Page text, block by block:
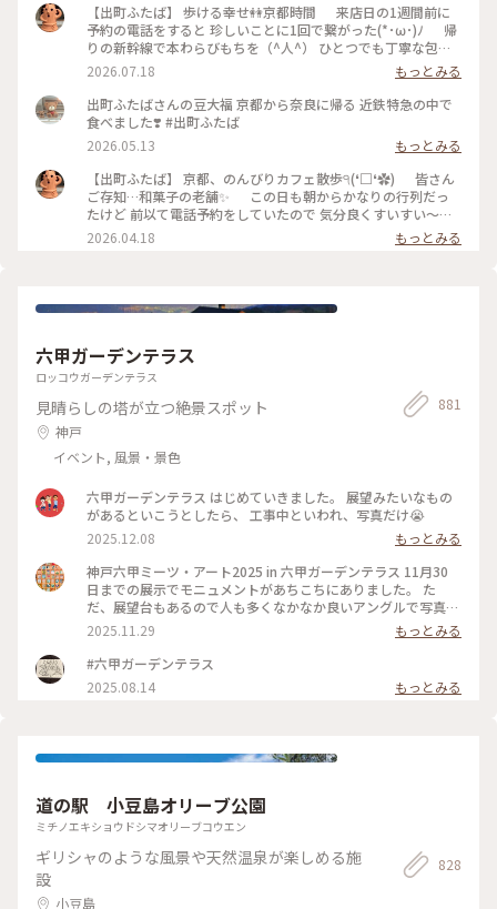
【出町ふたば】 歩ける幸せ👭京都時間 来店日の1週間前に
予約の電話をすると 珍しいことに1回で繋がった(*･ω･)ﾉ 帰
りの新幹線で本わらびもちを（^人^） ひとつでも丁寧な包装
✨ 新幹線の揺れでプルプル（笑） ﾁｮｯﾄの間👀眺めていたりし
て… お土産に… くずまんじゃう 🎃かぼちゃあん（←特にオ
ススメ）と🫘こしあん 名代豆餅と本よもぎ 椎間板ヘルニア
の痛みから解放され のんびりと京都散策を…と思っていたけど
結局二日間とも18,000歩🐾 やっぱり…京都は歩いてしまう
（笑） のんびり投稿にお付き合いいただき ありがとうござ
いました🍀 #出町ふたば #歩ける幸せ京都時間
2026.07.18
もっとみる
出町ふたばさんの豆大福 京都から奈良に帰る 近鉄特急の中で
食べました❣️ #出町ふたば
2026.05.13
もっとみる
【出町ふたば】 京都、のんびりカフェ散歩੧(❛□❛✿) 皆さん
ご存知…和菓子の老舗✨ この日も朝からかなりの行列だっ
たけど 前以て電話予約をしていたので 気分良くすいすい〜っ
💨と店内へ٩(๑❛ᴗ❛๑)۶ 看板商品「名代 豆餅」 季節限定「🌸
櫻餅」「🍡花団子」 いつ食べても変わらない美味しさに…うふ
出町ふたば #京都のんびりカフェ散歩 #1週間前くらいの予約
2026.04.18 もっとみる
六甲ガーデンテラス
ロッコウガーデンテラス
見晴らしの塔が立つ絶景スポット
神戸
イベント, 風景・景色
881
六甲ガーデンテラス はじめていきました。 展望みたいなもの
があるといこうとしたら、 工事中といわれ、写真だけ😭
2025.12.08
もっとみる
神戸六甲ミーツ・アート2025 in 六甲ガーデンテラス 11月30
日までの展示でモニュメントがあちこちにありました。 た
だ、展望台もあるので人も多くなかなか良いアングルで写真が
撮れず💦 鹿さんとケンタウロスのような女性の妖精さんは 存
在感があり青空にも映えて素敵でした！ 山頂からの景色も、
少し霞がかっていましたが 六甲アイランドや神戸空港が見え
ました✈️ あと久々だったので知らなかったんですが、おむすび
の 神社が出来ていてビックリしました（笑）
2025.11.29
もっとみる
#六甲ガーデンテラス
2025.08.14
もっとみる
道の駅 小豆島オリーブ公園
ミチノエキショウドシマオリーブコウエン
ギリシャのような風景や天然温泉が楽しめる施
設
小豆島
828